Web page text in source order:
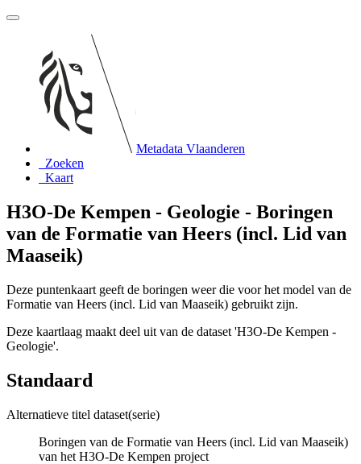
Metadata Vlaanderen
Zoeken
Kaart
H3O-De Kempen - Geologie - Boringen
van de Formatie van Heers (incl. Lid van
Maaseik)
Deze puntenkaart geeft de boringen weer die voor het model van de
Formatie van Heers (incl. Lid van Maaseik) gebruikt zijn.
Deze kaartlaag maakt deel uit van de dataset 'H3O-De Kempen -
Geologie'.
Standaard
Alternatieve titel dataset(serie)
Boringen van de Formatie van Heers (incl. Lid van Maaseik)
van het H3O-De Kempen project